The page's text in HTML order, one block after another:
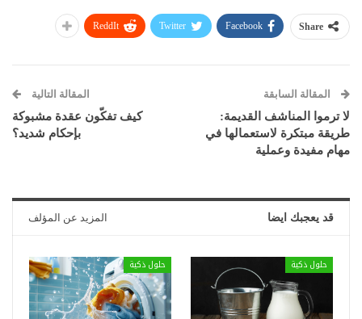
Share
Facebook
Twitter
ReddIt
المقالة السابقة
لا ترموا المناشف القديمة:
طريقة مبتكرة لاستعمالها في
مهام مفيدة وعملية
المقالة التالية
كيف تفكّون عقدة مشبوكة
بإحكام شديد؟
قد يعجبك ايضا المزيد عن المؤلف
حلول ذكية حلول ذكية